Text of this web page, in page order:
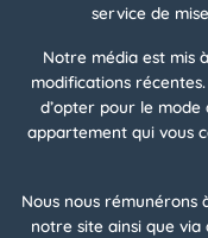
service de
Notre média est mis
modifications
d’opter pour le
appartement qui vous
Nous nous rémunérons
notre site ainsi que via